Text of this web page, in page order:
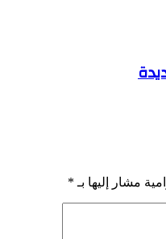
مشار إليها بـ *